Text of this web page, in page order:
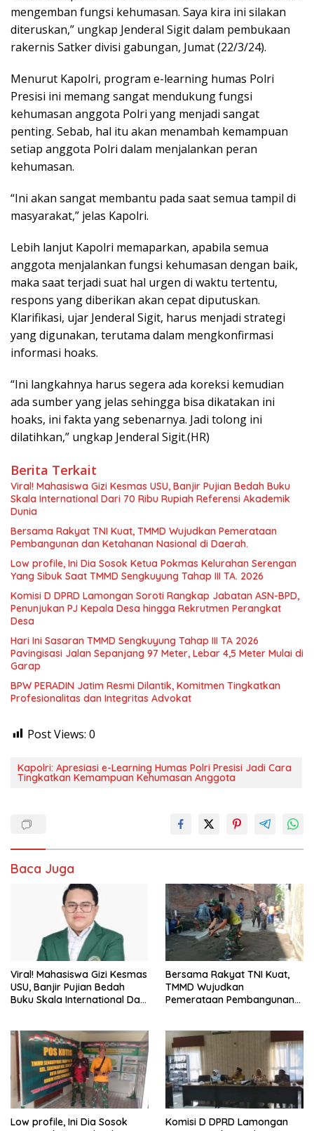
mengemban fungsi kehumasan. Saya kira ini silakan
diteruskan,” ungkap Jenderal Sigit dalam pembukaan
rakernis Satker divisi gabungan, Jumat (22/3/24).
Menurut Kapolri, program e-learning humas Polri
Presisi ini memang sangat mendukung fungsi
kehumasan anggota Polri yang menjadi sangat
penting. Sebab, hal itu akan menambah kemampuan
setiap anggota Polri dalam menjalankan peran
kehumasan.
“Ini akan sangat membantu pada saat semua tampil di
masyarakat,” jelas Kapolri.
Lebih lanjut Kapolri memaparkan, apabila semua
anggota menjalankan fungsi kehumasan dengan baik,
maka saat terjadi suat hal urgen di waktu tertentu,
respons yang diberikan akan cepat diputuskan.
Klarifikasi, ujar Jenderal Sigit, harus menjadi strategi
yang digunakan, terutama dalam mengkonfirmasi
informasi hoaks.
“Ini langkahnya harus segera ada koreksi kemudian
ada sumber yang jelas sehingga bisa dikatakan ini
hoaks, ini fakta yang sebenarnya. Jadi tolong ini
dilatihkan,” ungkap Jenderal Sigit.(HR)
Berita Terkait
Viral! Mahasiswa Gizi Kesmas USU, Banjir Pujian Bedah Buku
Skala International Dari 70 Ribu Rupiah Referensi Akademik
Dunia
Bersama Rakyat TNI Kuat, TMMD Wujudkan Pemerataan
Pembangunan dan Ketahanan Nasional di Daerah.
Low profile, Ini Dia Sosok Ketua Pokmas Kelurahan Serengan
Yang Sibuk Saat TMMD Sengkuyung Tahap III TA. 2026
Komisi D DPRD Lamongan Soroti Rangkap Jabatan ASN-BPD,
Penunjukan PJ Kepala Desa hingga Rekrutmen Perangkat
Desa
Hari Ini Sasaran TMMD Sengkuyung Tahap III TA 2026
Pavingisasi Jalan Sepanjang 97 Meter, Lebar 4,5 Meter Mulai di
Garap
BPW PERADIN Jatim Resmi Dilantik, Komitmen Tingkatkan
Profesionalitas dan Integritas Advokat
Post Views: 0
Kapolri: Apresiasi e-Learning Humas Polri Presisi Jadi Cara
Tingkatkan Kemampuan Kehumasan Anggota
Baca Juga
Viral! Mahasiswa Gizi Kesmas
USU, Banjir Pujian Bedah
Buku Skala International Dari
Bersama Rakyat TNI Kuat,
TMMD Wujudkan
Pemerataan Pembangunan
Low profile, Ini Dia Sosok
Komisi D DPRD Lamongan